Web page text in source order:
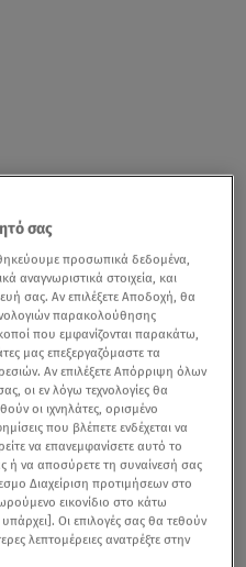
σας
προσωπικά δεδομένα,
αναγνωριστικά στοιχεία, και
σας. Αν επιλέξετε Αποδοχή, θα
παρακολούθησης
που εμφανίζονται παρακάτω,
μας επεξεργαζόμαστε τα
Αν επιλέξετε Απόρριψη όλων
οι εν λόγω τεχνολογίες θα
οι ιχνηλάτες, ορισμένο
που βλέπετε ενδέχεται να
να επανεμφανίσετε αυτό το
ή να αποσύρετε τη συναίνεσή σας
Διαχείριση προτιμήσεων στο
εικονίδιο στο κάτω
Οι επιλογές σας θα τεθούν
λεπτομέρειες ανατρέξτε στην